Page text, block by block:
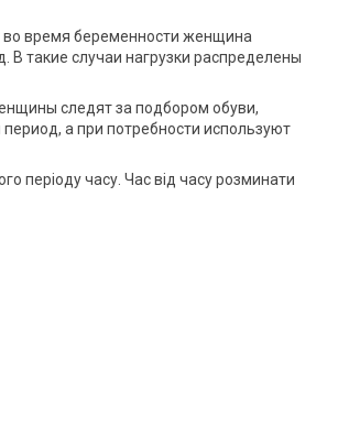
во время беременности женщина
В такие случаи нагрузки распределены
следят за подбором обуви,
а при потребности используют
періоду часу. Час від часу розминати